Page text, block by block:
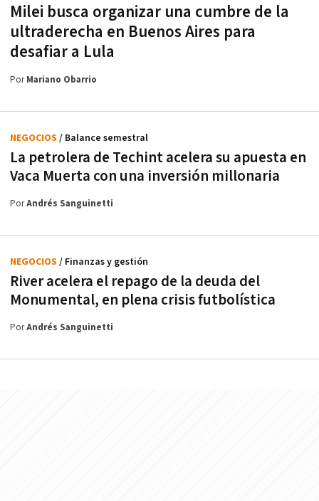
Milei busca organizar una cumbre de la
ultraderecha en Buenos Aires para
desafiar a Lula
PorMariano Obarrio
La petrolera de Techint acelera su apuesta en
Vaca Muerta con una inversión millonaria
NEGOCIOS / Balance semestral
PorAndrés Sanguinetti
River acelera el repago de la deuda del
Monumental, en plena crisis futbolística
NEGOCIOS / Finanzas y gestión
PorAndrés Sanguinetti